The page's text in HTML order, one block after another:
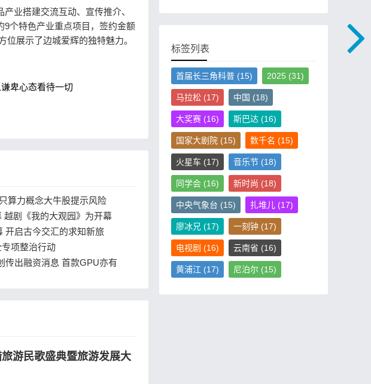
业搭建交流互动、宣传推介、
9个特色产业重点项目，签约金额
展示了边城爱辉的独特魅力。
卑心态看待一切
算力概念大牛股提示风险
越剧《我的大观园》为开幕
越剧《我的大观园》为开
开启古今交汇的求知新旅
开启古今交汇的求知新旅
项整治行动
传出融资消息 首款GPU亦有
游民歌盛典暨旅游发展大
标签列表
首届长三角科普 (15) 2025 (31)
马拉松 (17) 中国 (18)
大奖赛 (16) 斯巴达 (16)
国家大剧院 (15) 数千名 (15)
火星车 (17) 音乐节 (18)
同学会 (16) 新时尚 (18)
中央气象台 (15) 扎堆儿 (17)
廖冰兄 (17) 一刻钟 (17)
电视剧 (16) 云南省 (16)
黄浦江 (17) 尼泊尔 (15)